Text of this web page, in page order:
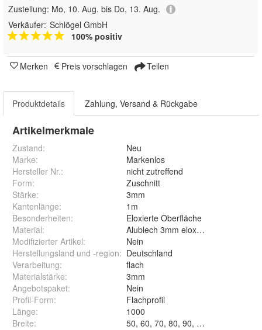
Zustellung: Mo, 10. Aug. bis Do, 13. Aug.
Verkäufer: Schlögel GmbH
100% positiv
Merken Preis vorschlagen Teilen
Produktdetails Zahlung, Versand & Rückgabe
Artikelmerkmale
Zustand:
Neu
Marke:
Markenlos
Hersteller Nr.:
nicht zutreffend
Form:
Zuschnitt
Stärke:
3mm
Kantenlänge:
1m
Besonderheiten:
Eloxierte Oberfläche
Material:
Alublech 3mm eloxiert
Modifizierter Artikel:
Nein
Herstellungsland und -region: Deutschland
Verarbeitung:
flach
Materialstärke:
3mm
Angebotspaket:
Nein
Profil-Form:
Flachprofil
Länge:
1000
Breite: